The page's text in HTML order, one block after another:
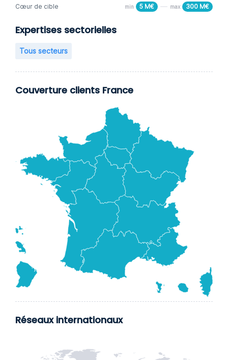
Cœur de cible min 5 M€ max 300 M€
Expertises sectorielles
Tous secteurs
Couverture clients France
Réseaux internationaux